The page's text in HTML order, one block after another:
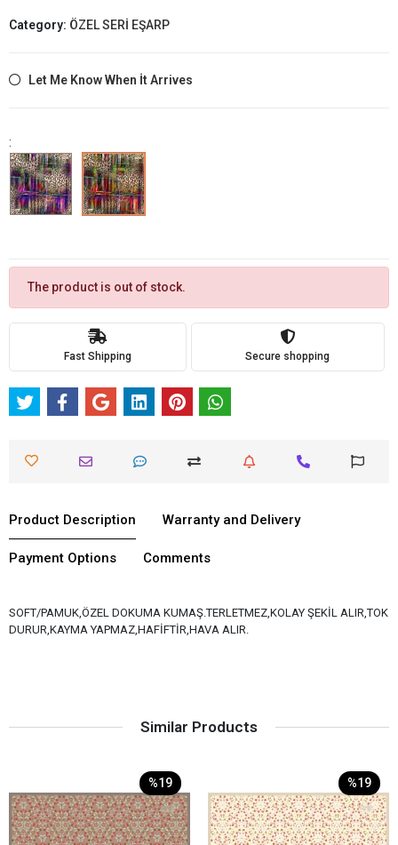
Category: ÖZEL SERİ EŞARP
Let Me Know When İt Arrives
:
The product is out of stock.
Fast Shipping Secure shopping
Product Description Warranty and Delivery
Payment Options Comments
SOFT/PAMUK,ÖZEL DOKUMA KUMAŞ.TERLETMEZ,KOLAY ŞEKİL ALIR,TOK
DURUR,KAYMA YAPMAZ,HAFİFTİR,HAVA ALIR.
Similar Products
%19 %19